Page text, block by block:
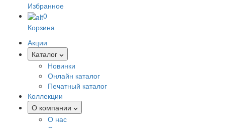
Избранное
0
Корзина
Акции
Каталог
Новинки
Онлайн каталог
Печатный каталог
Коллекции
О компании
О нас